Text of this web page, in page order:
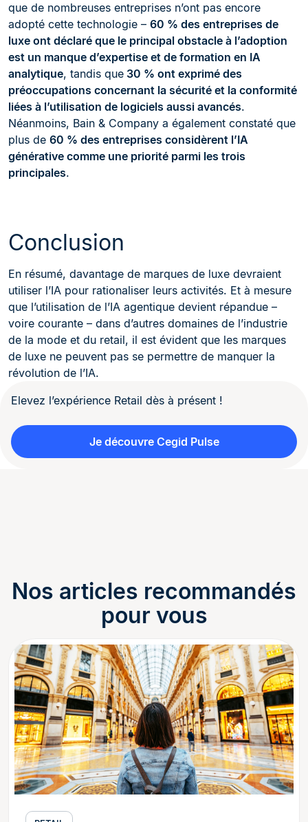
que de nombreuses entreprises n’ont pas encore
adopté cette technologie – 60 % des entreprises de
luxe ont déclaré que le principal obstacle à l’adoption
est un manque d’expertise et de formation en IA
analytique, tandis que 30 % ont exprimé des
préoccupations concernant la sécurité et la conformité
liées à l’utilisation de logiciels aussi avancés.
Néanmoins, Bain & Company a également constaté que
plus de 60 % des entreprises considèrent l’IA
générative comme une priorité parmi les trois
principales.
Conclusion
En résumé, davantage de marques de luxe devraient
utiliser l’IA pour rationaliser leurs activités. Et à mesure
que l’utilisation de l’IA agentique devient répandue –
voire courante – dans d’autres domaines de l’industrie
de la mode et du retail, il est évident que les marques
de luxe ne peuvent pas se permettre de manquer la
révolution de l’IA.
Elevez l’expérience Retail dès à présent !
Je découvre Cegid Pulse
Nos articles recommandés
pour vous